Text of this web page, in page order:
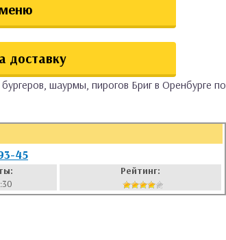
доставку
шаурмы, пирогов Бриг в Оренбурге по
45
Рейтинг: